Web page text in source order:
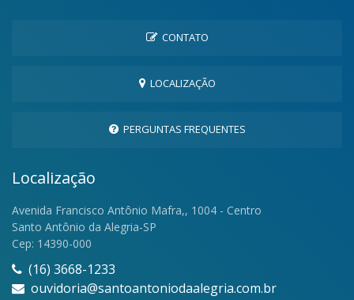
CONTATO
LOCALIZAÇÃO
PERGUNTAS FREQUENTES
Localização
Avenida Francisco Antônio Mafra,, 1004 - Centro
Santo Antônio da Alegria-SP
Cep: 14390-000
(16) 3668-1233
ouvidoria@santoantoniodaalegria.com.br